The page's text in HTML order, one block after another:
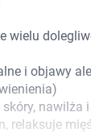
cookies w
wielu
i objawy
nawilża
relaksuje